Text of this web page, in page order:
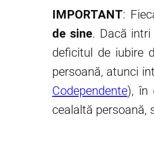
IMPORTANT:
de sine. Dacă
deficitul de iubire
persoană, atunci
Codependente), în
cealaltă persoană,